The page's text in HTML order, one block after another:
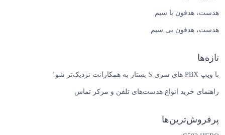
هدست، هدفون با سیم
هدست، هدفون بی سیم
تازه‌ها
با ویپ PBX های سری S یستار به همکارانت نزدیک‌تر شو!
راهنمای خرید انواع هدست‌های تلفن و مرکز تماس
پرفروش‌ترین‌ها